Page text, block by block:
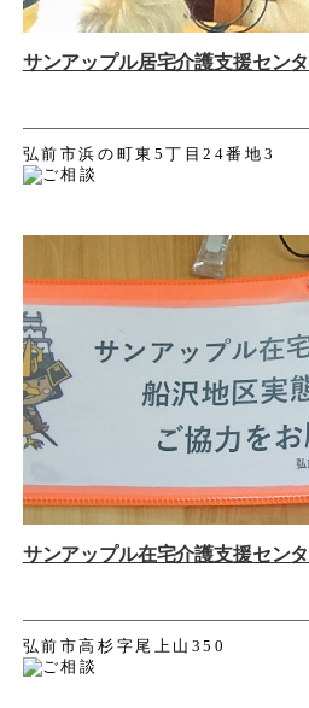
サンアップル居宅介護支援セン
弘前市浜の町東5丁目24番地3
サンアップル在宅介護支援セン
弘前市高杉字尾上山350